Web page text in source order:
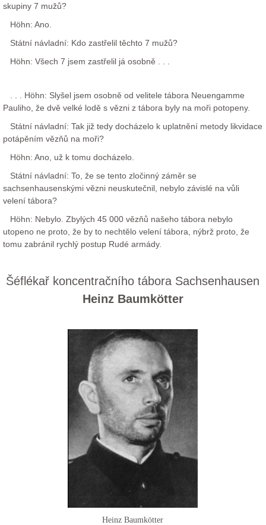
skupiny 7 mužů?
Höhn: Ano.
Státní návladní: Kdo zastřelil těchto 7 mužů?
Höhn: Všech 7 jsem zastřelil já osobně . . .
. . . Höhn: Slyšel jsem osobně od velitele tábora Neuengamme
Pauliho, že dvě velké lodě s vězni z tábora byly na moři potopeny.
Státní návladní: Tak již tedy docházelo k uplatnění metody likvidace
potápěním vězňů na moři?
Höhn: Ano, už k tomu docházelo.
Státní návladní: To, že se tento zločinný záměr se
sachsenhausenskými vězni neuskutečnil, nebylo závislé na vůli
velení tábora?
Höhn: Nebylo. Zbylých 45 000 vězňů našeho tábora nebylo
utopeno ne proto, že by to nechtělo velení tábora, nýbrž proto, že
tomu zabránil rychlý postup Rudé armády.
Šéflékař koncentračního tábora Sachsenhausen
Heinz Baumkötter
Heinz Baumkötter